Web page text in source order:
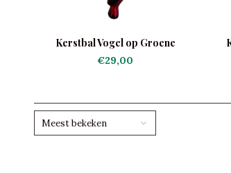
Kerstbal Vogel op Groene
Dennenappel
€29,00
Meest bekeken